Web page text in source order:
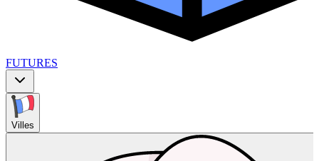
FUTURES
Villes